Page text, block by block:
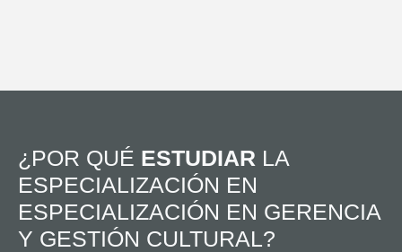
¿POR QUÉ ESTUDIAR LA
ESPECIALIZACIÓN EN
ESPECIALIZACIÓN EN GERENCIA
Y GESTIÓN CULTURAL?